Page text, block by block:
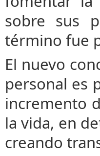
sobre sus
término fue
El nuevo
personal es
incremento
la vida, en
creando